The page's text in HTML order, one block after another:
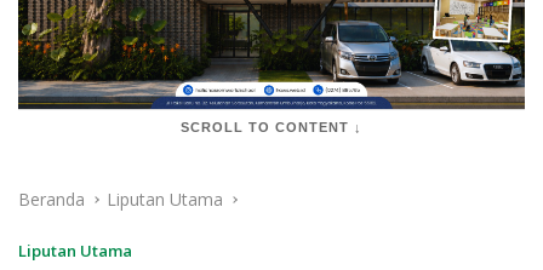
SCROLL TO CONTENT ↓
Beranda Liputan Utama
Liputan Utama